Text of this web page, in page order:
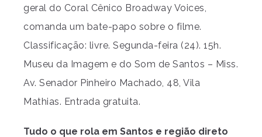
geral do Coral Cênico Broadway Voices,
comanda um bate-papo sobre o filme.
Classificação: livre. Segunda-feira (24). 15h.
Museu da Imagem e do Som de Santos – Miss.
Av. Senador Pinheiro Machado, 48, Vila
Mathias. Entrada gratuita.
Tudo o que rola em Santos e região direto